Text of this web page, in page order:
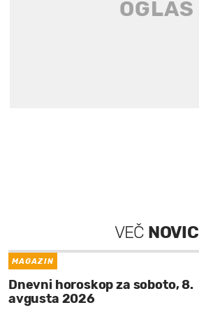
VEČ NOVIC
MAGAZIN
Dnevni horoskop za soboto, 8.
avgusta 2026